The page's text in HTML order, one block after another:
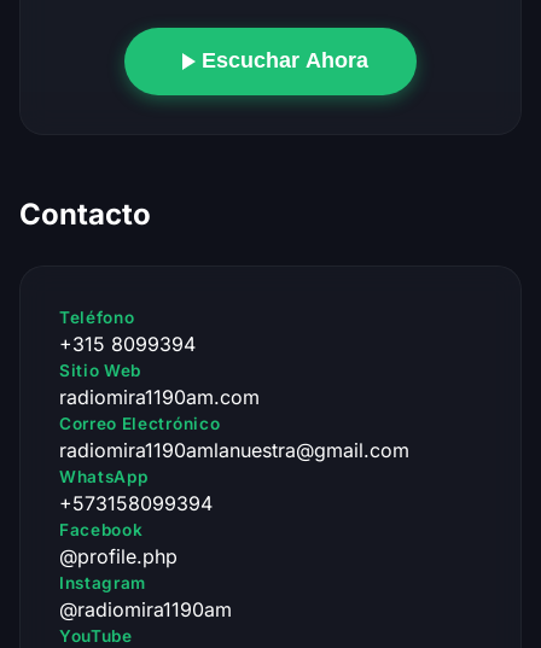
Escuchar Ahora
Contacto
Teléfono
+315 8099394
Sitio Web
radiomira1190am.com
Correo Electrónico
radiomira1190amlanuestra@gmail.com
WhatsApp
+573158099394
Facebook
@profile.php
Instagram
@radiomira1190am
YouTube